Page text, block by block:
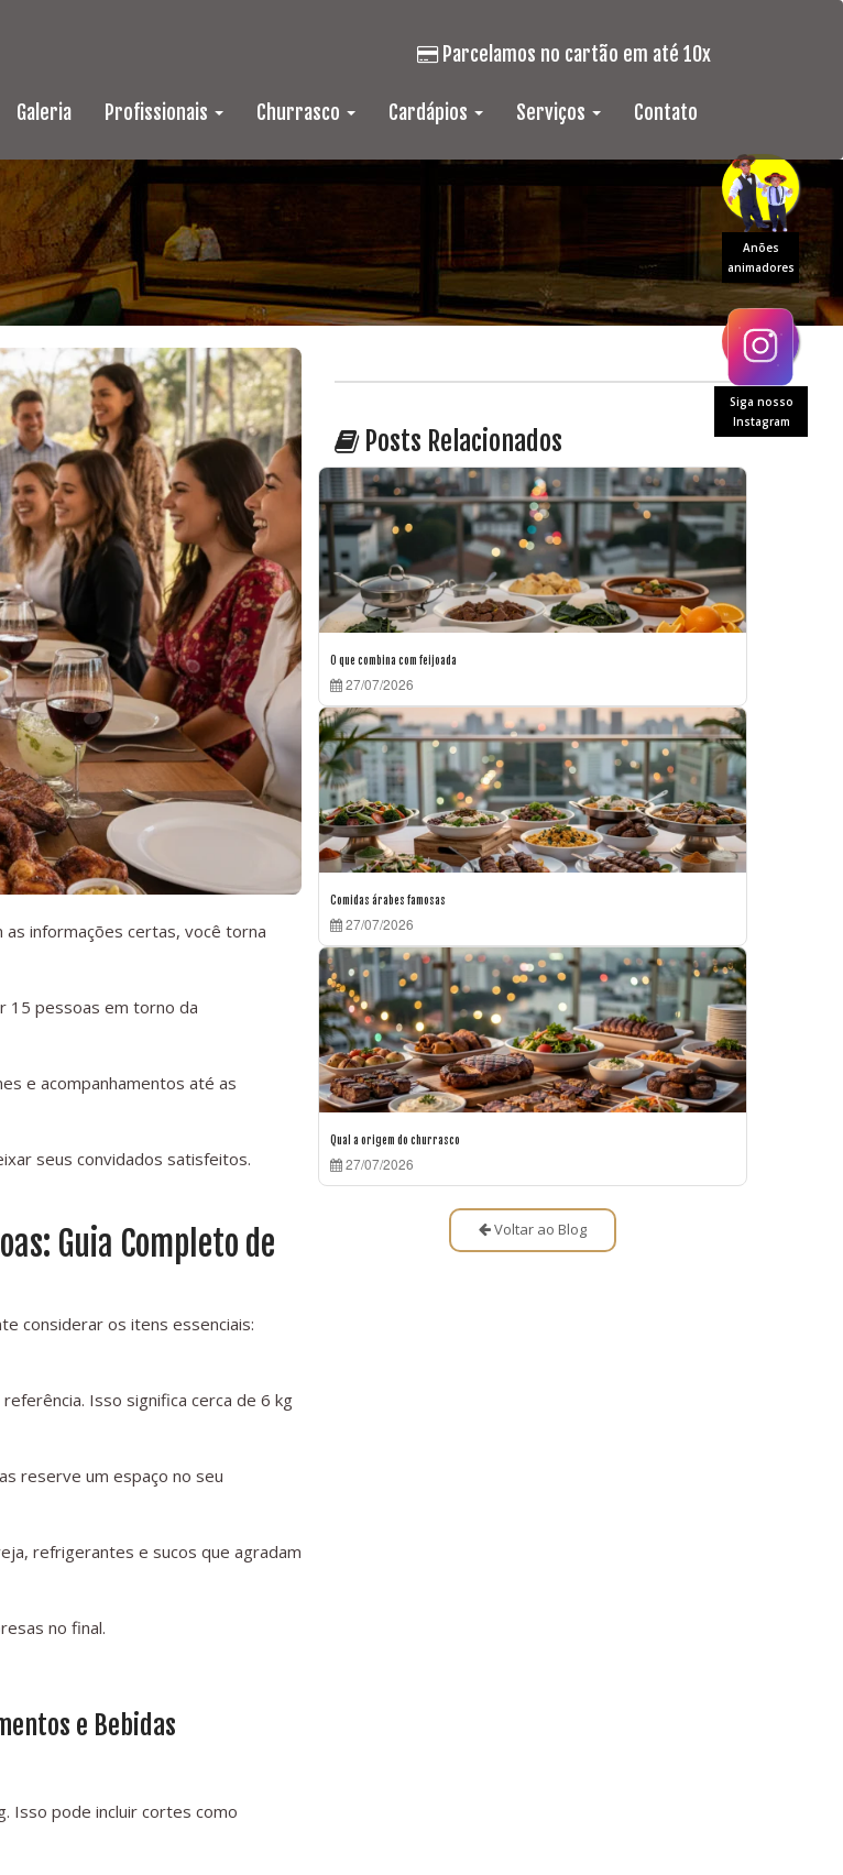
Anões
animadores
Siga nosso
Instagram
Galeria Profissionais Churrasco Cardápios Serviços Contato
Parcelamos no cartão em até 10x
as informações certas, você torna
15 pessoas em torno da
e acompanhamentos até as
seus convidados satisfeitos.
Guia Completo de
considerar os itens essenciais:
Isso significa cerca de 6 kg
reserve um espaço no seu
refrigerantes e sucos que agradam
no final.
e Bebidas
Isso pode incluir cortes como
Posts Relacionados
O que combina com feijoada
27/07/2026
Comidas árabes famosas
27/07/2026
Qual a origem do churrasco
27/07/2026
Voltar ao Blog